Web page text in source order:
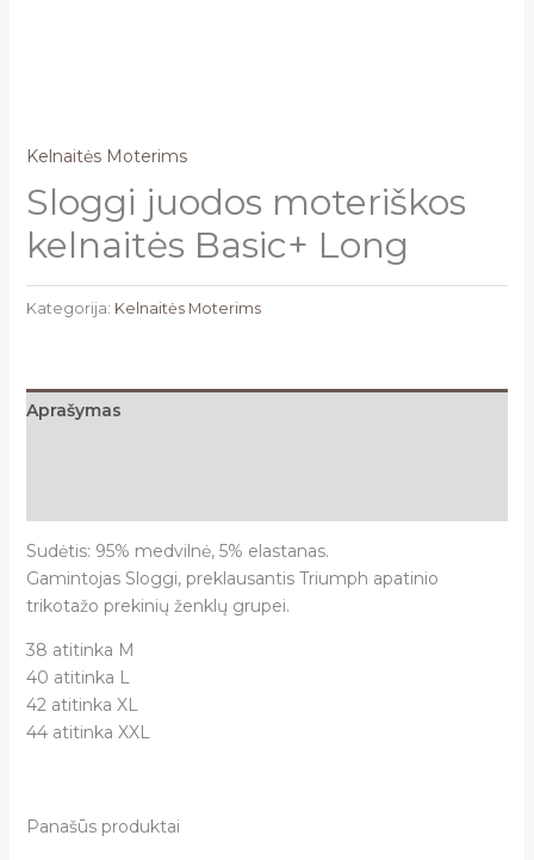
Kelnaitės Moterims
Sloggi juodos moteriškos
kelnaitės Basic+ Long
Kategorija: Kelnaitės Moterims
Aprašymas
Sudėtis: 95% medvilnė, 5% elastanas.
Gamintojas Sloggi, preklausantis Triumph apatinio
trikotažo prekinių ženklų grupei.
38 atitinka M
40 atitinka L
42 atitinka XL
44 atitinka XXL
Panašūs produktai